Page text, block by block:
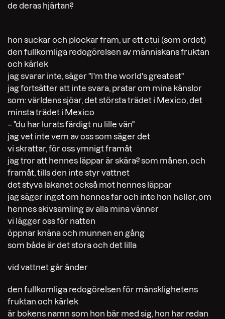
de deras hjärtan?
hon suckar och plockar fram, ur ett etui (som ordet)
den fullkomliga redogörelsen av människans fruktan
och kärlek
jag svarar inte, säger "I'm the world's greatest"
jag fortsätter att inte svara, pratar om mina känslor
som: världens sjöar, det största trädet i Mexico, det
minsta trädet i Mexico
– "du har lurats färdigt nu lille vän"
jag vet inte vem av oss som säger det
vi skrattar, för oss ymnigt framåt
jag tror att hennes läppar är skära? som månen, och
framåt, tills den inte styr vattnet
det styva lakanet också mot hennes läppar
jag säger inget om hennes far och inte hon heller, om
hennes skivsamling av alla mina vänner
vi lägger oss för natten
öppnar knäna och munnen en gång
som både är det stora och det lilla
vid vattnet går änder
den fullkomliga redogörelsen för mänsklighetens
fruktan och kärlek
är bokens namn som hon bär med sig, hon har redan